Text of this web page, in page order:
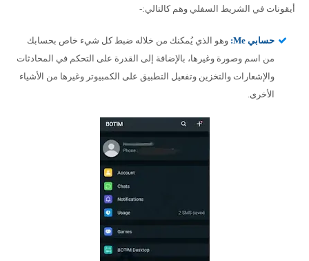
أيقونات في الشريط السفلي وهم كالتالي:-
حسابي Me:
وهو الذي يُمكنك من خلاله ضبط كل شيء خاص بحسابك
من اسم وصورة وغيرها، بالإضافة إلى القدرة على التحكم في المحادثات
والإشعارات والتخزين وتفعيل التطبيق على الكمبيوتر وغيرها من الأشياء
الأخرى.